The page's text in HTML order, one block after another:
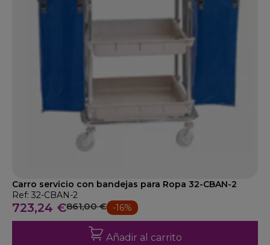
Carro servicio con bandejas para Ropa 32-CBAN-2
Ref: 32-CBAN-2
723,24 €861,00 € -16%
Añadir al carrito